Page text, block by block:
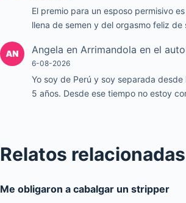
El premio para un esposo permisivo
llena de semen y del orgasmo feliz
Angela en Arrimandola en el
6-08-2026
Yo soy de Perú y soy separada desde
5 años. Desde ese tiempo no estoy
Relatos relacionadas
Me obligaron a cabalgar un stripper